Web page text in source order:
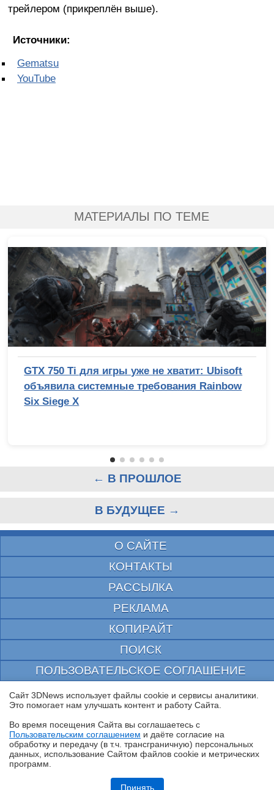
Обзор смартфона iQOO Z11: станция студенческая
трейлером (прикреплён выше).
Источники:
Gematsu
YouTube
МАТЕРИАЛЫ ПО ТЕМЕ
GTX 750 Ti для игры уже не хватит: Ubisoft
объявила системные требования Rainbow
Six Siege X
← В ПРОШЛОЕ
В БУДУЩЕЕ →
О САЙТЕ
КОНТАКТЫ
РАССЫЛКА
РЕКЛАМА
КОПИРАЙТ
ПОИСК
ПОЛЬЗОВАТЕЛЬСКОЕ СОГЛАШЕНИЕ
ЗАЩИЩЕНО CURATOR
© 1997—2026 Электронное периодическое издание "3ДНьюс" | Свидетельство о
выдано Федеральной Службой по надзору за соблюдением законодательства в сфере
массовых коммуникаций и охране культурного наследия
При цитировании документа ссылка на сайт с указанием автора обязательна. Полное
заимствование документа является нарушением
российского и международного законодательства и возможно только с согласия
Сайт 3DNews использует файлы cookie и сервисы аналитики.
Это помогает нам улучшать контент и работу Cайта.
Во время посещения Cайта вы соглашаетесь с
Пользовательским соглашением и даёте согласие на
обработку и передачу (в т.ч. трансграничную) персональных
данных, использование Cайтом файлов cookie и метрических
программ.
Принять